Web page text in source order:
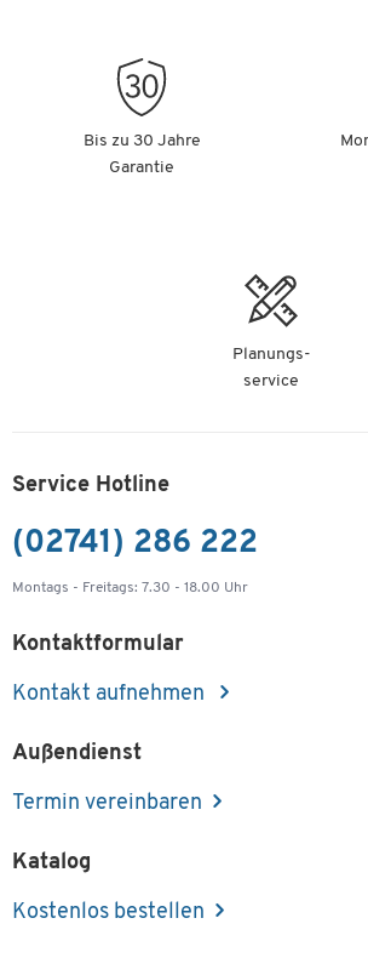
Bis zu 30 Jahre
Garantie
Planungs-
service
Service Hotline
(02741) 286 222
Montags - Freitags: 7.30 - 18.00 Uhr
Kontaktformular
Kontakt aufnehmen
Außendienst
Termin vereinbaren
Katalog
Kostenlos bestellen